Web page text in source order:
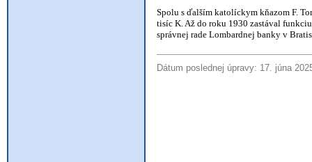
Spolu s ďalším katolíckym kňazom F.
tisíc K. Až do roku 1930 zastával
správnej rade Lombardnej banky v
Dátum poslednej úpravy: 17. júna